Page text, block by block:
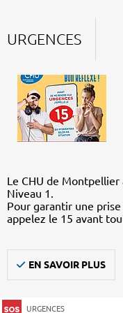
URGENCES
Le CHU de
Niveau 1.
Pour garantir une
appelez le 15 avant
EN SAVOIR PLUS
URGENCES